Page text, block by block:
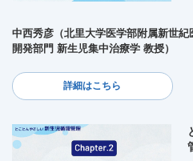
中西秀彦（北里大学医学部附属新世
開発部門 新生児集中治療学 教授）
詳細はこちら